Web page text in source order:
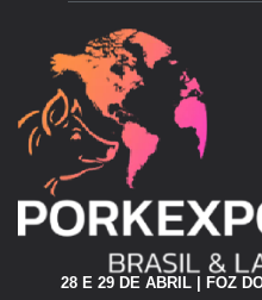
28 E 29 DE ABRIL | FOZ